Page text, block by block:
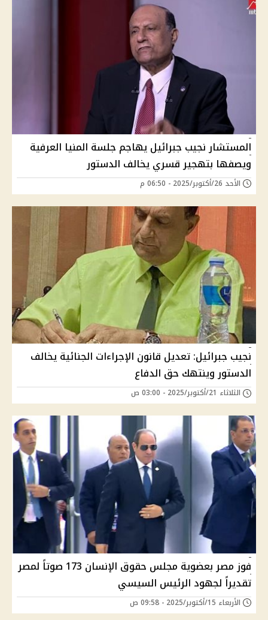
المستشار نجيب جبرائيل يهاجم جلسة المنيا العرفية
ويصفها بتهجير قسري يخالف الدستور
الأحد 26/أكتوبر/2025 - 06:50 م
نجيب جبرائيل: تعديل قانون الإجراءات الجنائية يخالف
الدستور وينتهك حق الدفاع
الثلاثاء 21/أكتوبر/2025 - 03:00 ص
فوز مصر بعضوية مجلس حقوق الإنسان 173 صوتاً لمصر
تقديراً لجهود الرئيس السيسي
الأربعاء 15/أكتوبر/2025 - 09:58 ص